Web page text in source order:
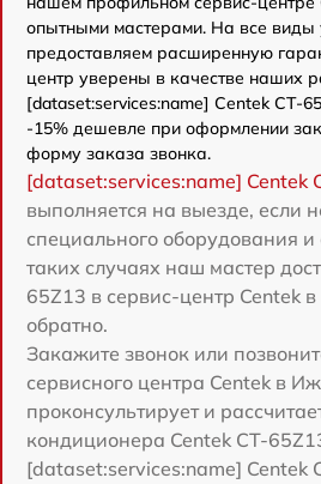
опытными мастерами. На все виды
предоставляем расширенную
центр уверены в качестве наших
[dataset:services:name] Centek CT-
-15% дешевле при оформлении
форму заказа звонка.
[dataset:services:name] Centek
выполняется на выезде, если
специального оборудования
таких случаях наш мастер
65Z13 в сервис-центр Centek
обратно.
Закажите звонок или
сервисного центра Centek в
проконсультирует и
кондиционера Centek CT-
[dataset:services:name] Centek